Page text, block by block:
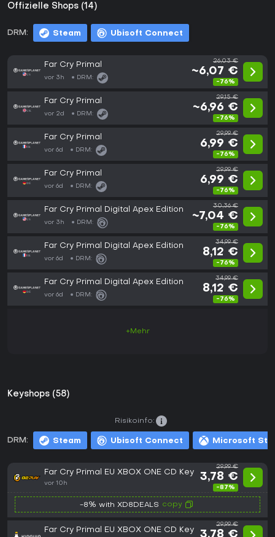
Offizielle Shops (14)
DRM: Steam Ubisoft Connect
Far Cry Primal
vor 3h DRM:
26,03 €
~6,07 €
-76%
Far Cry Primal
vor 2d DRM:
29,15 €
~6,96 €
-76%
Far Cry Primal
vor 6d DRM:
29,99 €
6,99 €
-76%
Far Cry Primal
vor 6d DRM:
29,99 €
6,99 €
-76%
Far Cry Primal Digital Apex Edition
vor 3h DRM:
30,36 €
~7,04 €
-76%
Far Cry Primal Digital Apex Edition
vor 6d DRM:
34,99 €
8,12 €
-76%
Far Cry Primal Digital Apex Edition
vor 6d DRM:
34,99 €
8,12 €
-76%
+Mehr
Keyshops (58)
DRM: Steam Ubisoft Connect Microsoft
Risikoinfo:
Far Cry Primal EU XBOX ONE CD Key
vor 10h
29,99 €
3,78 €
-87%
-8% with XD8DEALS copy
Far Cry Primal EU XBOX ONE CD Key
29,99 €
3,78 €